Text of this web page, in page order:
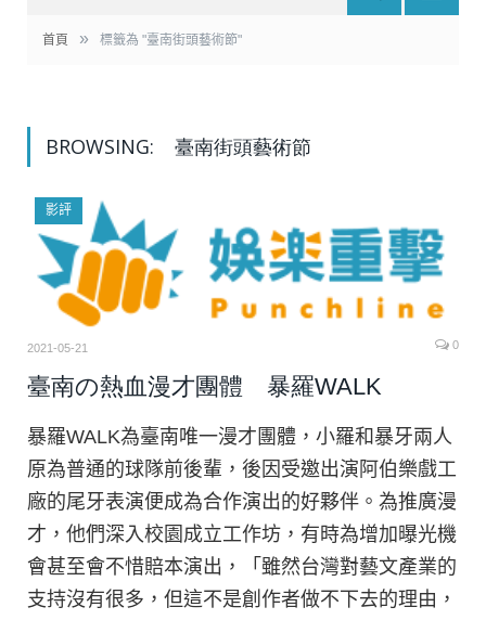
首頁 » 標籤為 "臺南街頭藝術節"
BROWSING: 臺南街頭藝術節
影評
2021-05-21 0
臺南の熱血漫才團體 暴羅WALK
暴羅WALK為臺南唯一漫才團體，小羅和暴牙兩人
原為普通的球隊前後輩，後因受邀出演阿伯樂戲工
廠的尾牙表演便成為合作演出的好夥伴。為推廣漫
才，他們深入校園成立工作坊，有時為增加曝光機
會甚至會不惜賠本演出，「雖然台灣對藝文產業的
支持沒有很多，但這不是創作者做不下去的理由，